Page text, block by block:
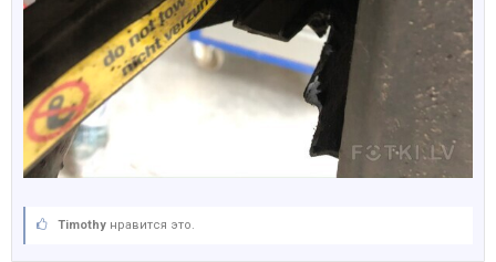
Timothy нравится это.